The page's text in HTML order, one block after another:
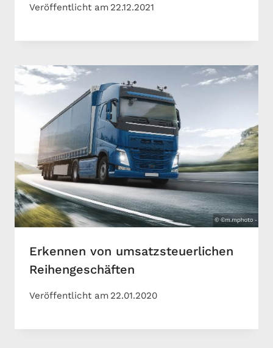
Veröffentlicht am 22.12.2021
Erkennen von umsatzsteuerlichen
Reihengeschäften
Veröffentlicht am 22.01.2020